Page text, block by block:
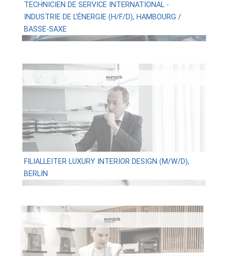
TECHNICIEN DE SERVICE INTERNATIONAL -
INDUSTRIE DE L'ÉNERGIE (H/F/D), HAMBOURG /
BASSE-SAXE
FILIALLEITER LUXURY INTERIOR DESIGN (M/W/D),
BERLIN